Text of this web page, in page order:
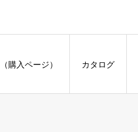
購入ページ） カタログ